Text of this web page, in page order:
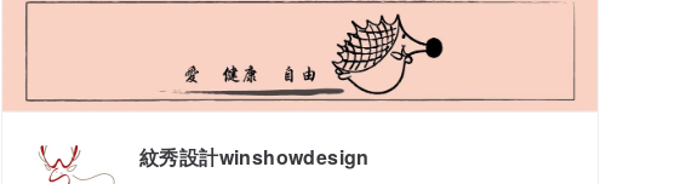
紋秀設計winshowdesign